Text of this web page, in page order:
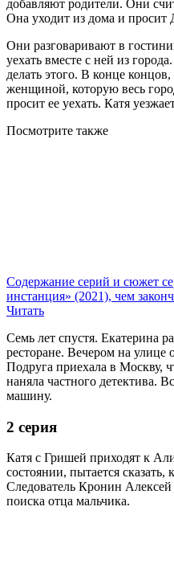
добавляют родители. Они
Она уходит из дома и просит
Они разговаривают в
уехать вместе с ней из
делать этого. В конце
женщиной, которую весь
просит ее уехать. Катя
Посмотрите также
Содержание серий и сюжет
инстанция» (2021), чем
Читать
Семь лет спустя. Екатерина
ресторане. Вечером на улице
Подруга приехала в Москву,
наняла частного детектива.
машину.
2 серия
Катя с Гришей приходят к
состоянии, пытается сказать,
Следователь Кронин
поиска отца мальчика.